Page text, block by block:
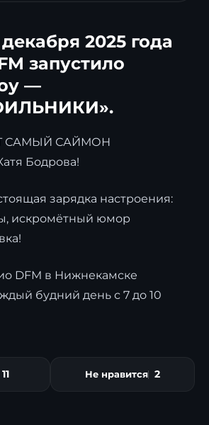
2025 года
запустило
—
САМЫЙ САЙМОН
Бодрова!
зарядка настроения:
искромётный юмор
DFM в Нижнекамске
будний день с 7 до 10
11 Не нравится 2